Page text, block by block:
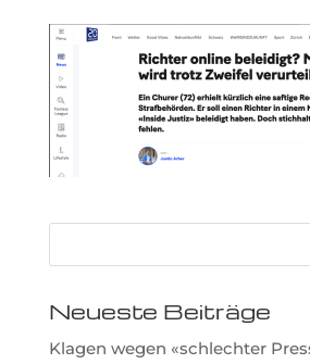
Neueste Beiträge
Klagen wegen «schlechter